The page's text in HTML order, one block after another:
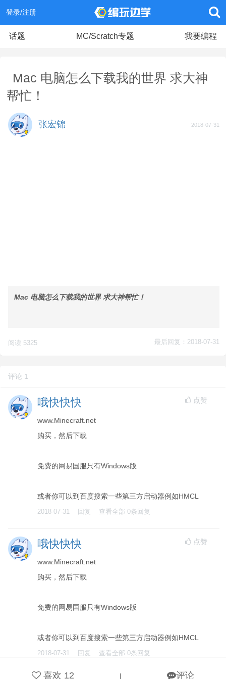
登录/注册
话题 MC/Scratch专题 我要编程
Mac 电脑怎么下载我的世界 求大神
帮忙！
张宏锦 2018-07-31
Mac 电脑怎么下载我的世界 求大神帮忙！
阅读 5325 最后回复：2018-07-31
评论 1
哦快快快 点赞
www.Minecraft.net
购买，然后下载
免费的网易国服只有Windows版
或者你可以到百度搜索一些第三方启动器例如HMCL
2018-07-31 回复 查看全部 0条回复
哦快快快 点赞
www.Minecraft.net
购买，然后下载
免费的网易国服只有Windows版
或者你可以到百度搜索一些第三方启动器例如HMCL
2018-07-31 回复 查看全部 0条回复
喜欢 12 | 评论